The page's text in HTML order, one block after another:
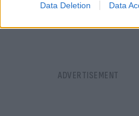
Data Deletion Data